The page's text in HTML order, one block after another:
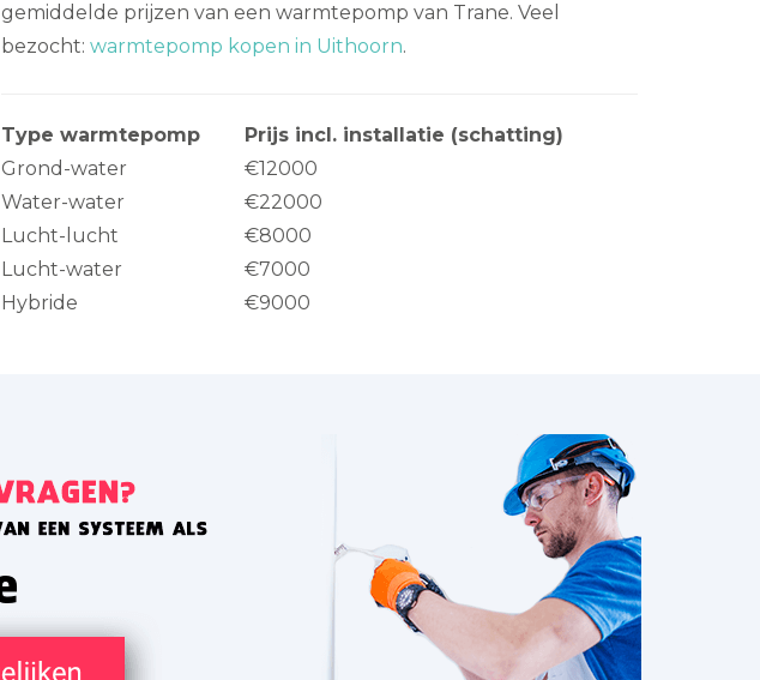
gemiddelde prijzen van een warmtepomp van Trane. Veel
bezocht:warmtepomp kopen in Uithoorn.
Type warmtepomp
Prijs incl. installatie (schatting)
Grond-water
€12000
Water-water
€22000
Lucht-lucht
€8000
Lucht-water
€7000
Hybride
€9000